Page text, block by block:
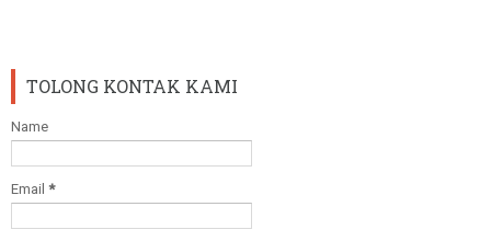
TOLONG KONTAK KAMI
Name
Email *